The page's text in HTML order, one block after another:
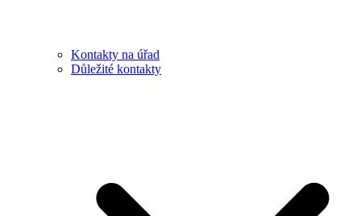
Kontakty na úřad
Důležité kontakty